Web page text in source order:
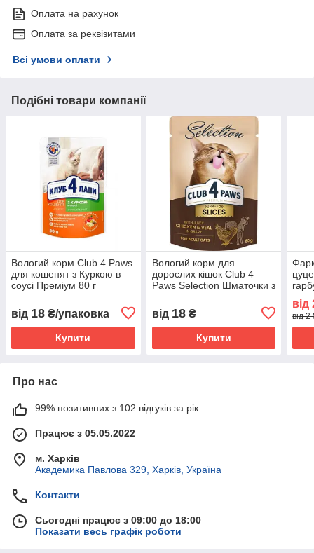
Оплата на рахунок
Оплата за реквізитами
Всі умови оплати
Подібні товари компанії
Вологий корм Club 4 Paws
для кошенят з Куркою в
соусі Преміум 80 г
від 18 ₴/упаковка
Купити
Вологий корм для
дорослих кішок Club 4
Paws Selection Шматочки з
соусі 85г
від 18₴
Купити
від
від
Про нас
99% позитивних з 102 відгуків за рік
Працює з 05.05.2022
м. Харків
Академика Павлова 329, Харків, Україна
Контакти
Сьогодні працює з 09:00 до 18:00
Показати весь графік роботи